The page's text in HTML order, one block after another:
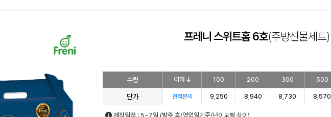
프레니 스위트홈 6호(주방선물세트)
수량 이하 100 200 300 500
단가 견적문의 9,250 8,940 8,730 8,570
제작일정 : 5~7일 (발주 후/영업일기준/난이도별 상이)